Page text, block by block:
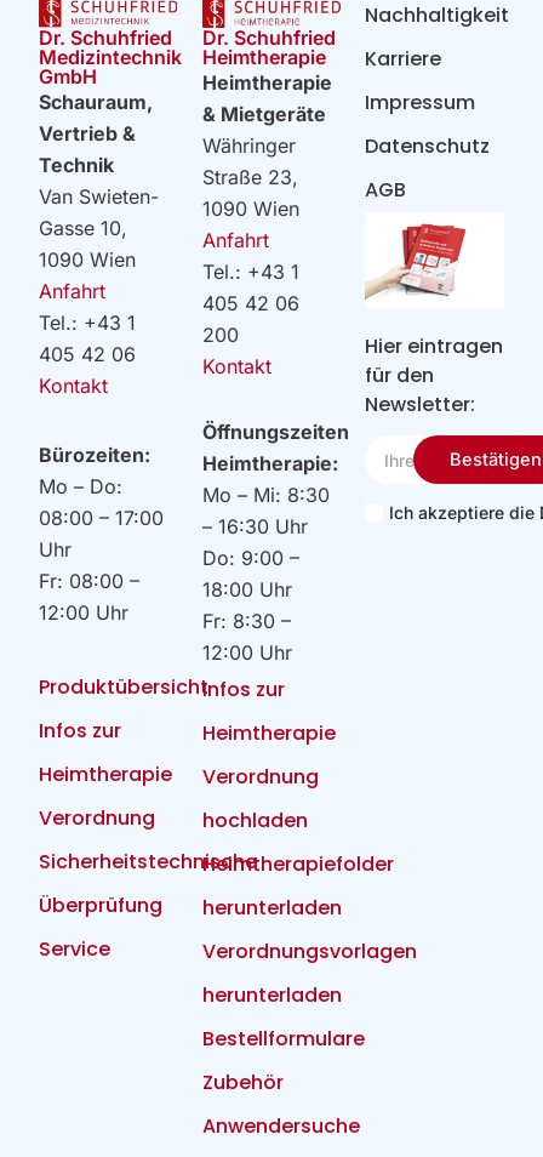
Dr. Schuhfried
Medizintechnik
GmbH
Schauraum,
Vertrieb &
Technik
Van Swieten-
Gasse 10,
1090 Wien
Anfahrt
Tel.: +43 1
405 42 06
Kontakt
Bürozeiten:
Mo – Do:
08:00 – 17:00
Uhr
Fr: 08:00 –
12:00 Uhr
Produktübersicht
Infos zur
Heimtherapie
Verordnung
Sicherheitstechnische
Überprüfung
Service
Dr. Schuhfried
Heimtherapie
Heimtherapie
& Mietgeräte
Währinger
Straße 23,
1090 Wien
Anfahrt
Tel.: +43 1
405 42 06
200
Kontakt
Öffnungszeiten
Heimtherapie:
Mo – Mi: 8:30
– 16:30 Uhr
Do: 9:00 –
18:00 Uhr
Fr: 8:30 –
12:00 Uhr
Infos zur
Heimtherapie
Verordnung
hochladen
Heimtherapiefolder
herunterladen
Verordnungsvorlagen
herunterladen
Bestellformulare
Zubehör
Anwendersuche
Hier eintragen
für den
Newsletter:
Email
Ich akzeptiere die
Bestätigen
Nachhaltigkeit
Karriere
Impressum
Datenschutz
AGB